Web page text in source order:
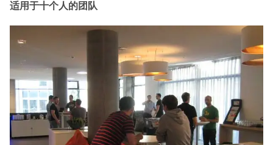
适用于十个人的团队